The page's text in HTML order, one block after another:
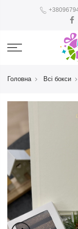
Головна Всі бокси